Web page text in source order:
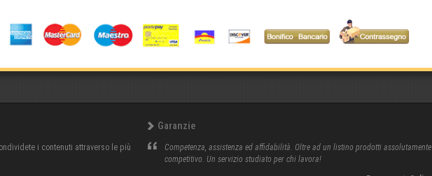
i contenuti attraverso le più
Garanzie
Competenza, assistenza ed affidabilità. Oltre ad un listino prodotti assolutamente
competitivo. Un servizio studiato per chi lavora!